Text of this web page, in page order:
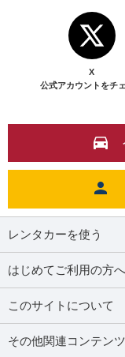
X
公式アカウントをチ
レンタカーを使う
はじめてご利用の方へ
このサイトについて
その他関連コンテンツ